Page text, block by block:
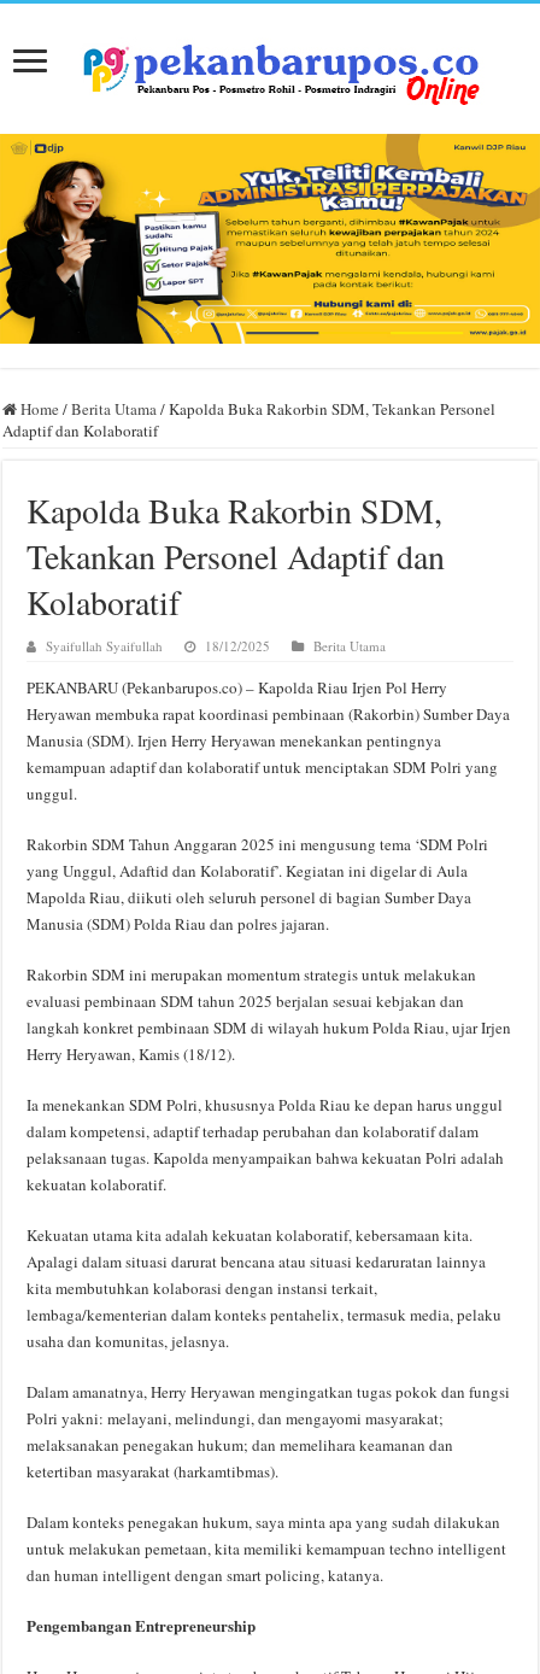
Home /Berita Utama/Kapolda Buka Rakorbin SDM, Tekankan Personel
Adaptif dan Kolaboratif
Kapolda Buka Rakorbin SDM,
Tekankan Personel Adaptif dan
Kolaboratif
Syaifullah Syaifullah 18/12/2025 Berita Utama
PEKANBARU (Pekanbarupos.co) – Kapolda Riau Irjen Pol Herry
Heryawan membuka rapat koordinasi pembinaan (Rakorbin) Sumber Daya
Manusia (SDM). Irjen Herry Heryawan menekankan pentingnya
kemampuan adaptif dan kolaboratif untuk menciptakan SDM Polri yang
unggul.
Rakorbin SDM Tahun Anggaran 2025 ini mengusung tema ‘SDM Polri
yang Unggul, Adaftid dan Kolaboratif’. Kegiatan ini digelar di Aula
Mapolda Riau, diikuti oleh seluruh personel di bagian Sumber Daya
Manusia (SDM) Polda Riau dan polres jajaran.
Rakorbin SDM ini merupakan momentum strategis untuk melakukan
evaluasi pembinaan SDM tahun 2025 berjalan sesuai kebjakan dan
langkah konkret pembinaan SDM di wilayah hukum Polda Riau, ujar Irjen
Herry Heryawan, Kamis (18/12).
Ia menekankan SDM Polri, khususnya Polda Riau ke depan harus unggul
dalam kompetensi, adaptif terhadap perubahan dan kolaboratif dalam
pelaksanaan tugas. Kapolda menyampaikan bahwa kekuatan Polri adalah
kekuatan kolaboratif.
Kekuatan utama kita adalah kekuatan kolaboratif, kebersamaan kita.
Apalagi dalam situasi darurat bencana atau situasi kedaruratan lainnya
kita membutuhkan kolaborasi dengan instansi terkait,
lembaga/kementerian dalam konteks pentahelix, termasuk media, pelaku
usaha dan komunitas, jelasnya.
Dalam amanatnya, Herry Heryawan mengingatkan tugas pokok dan fungsi
Polri yakni: melayani, melindungi, dan mengayomi masyarakat;
melaksanakan penegakan hukum; dan memelihara keamanan dan
ketertiban masyarakat (harkamtibmas).
Dalam konteks penegakan hukum, saya minta apa yang sudah dilakukan
untuk melakukan pemetaan, kita memiliki kemampuan techno intelligent
dan human intelligent dengan smart policing, katanya.
Pengembangan Entrepreneurship